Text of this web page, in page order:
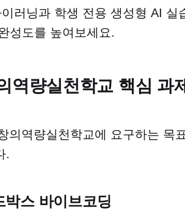
러닝과 학생 전용 생성형 AI 실
성도를 높여보세요.
역량실천학교 핵심 과
의역량실천학교에 요구하는 목
.
박스 바이브코딩